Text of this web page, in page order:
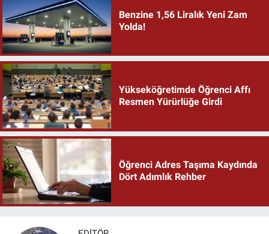
Benzine 1,56 Liralık Yeni Zam
Yolda!
Yükseköğretimde Öğrenci Affı
Resmen Yürürlüğe Girdi
Öğrenci Adres Taşıma Kaydında
Dört Adımlık Rehber